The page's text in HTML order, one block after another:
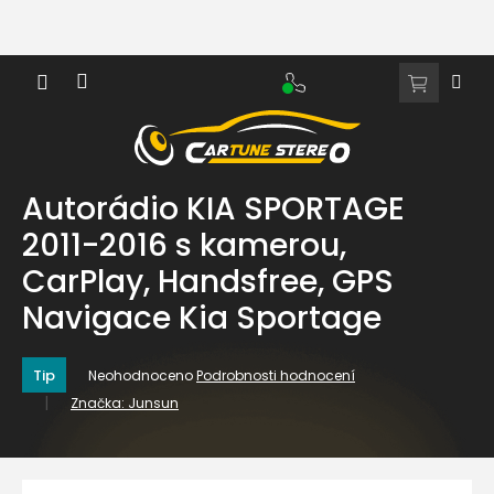
obsah
NÁKUPNÍ
Autorádio KIA SPORTAGE
2011-2016 s kamerou,
CarPlay, Handsfree, GPS
Navigace Kia Sportage
Tip
Průměrné
hodnocení
produktu
0,0
NeohodnocenoPodrobnosti hodnocení
Značka: Junsun